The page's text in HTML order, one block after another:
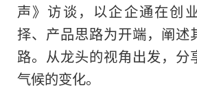
声》访谈，以企企通在创
择、产品思路为开端，阐述
路。从龙头的视角出发，分
气候的变化。